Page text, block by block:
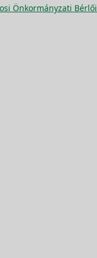
Önkormányzati Bérlői